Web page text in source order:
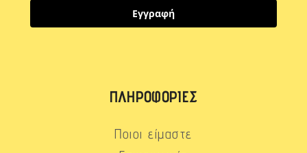
Εγγραφή
ΠΛΗΡΟΦΟΡΊΕΣ
Ποιοι είμαστε